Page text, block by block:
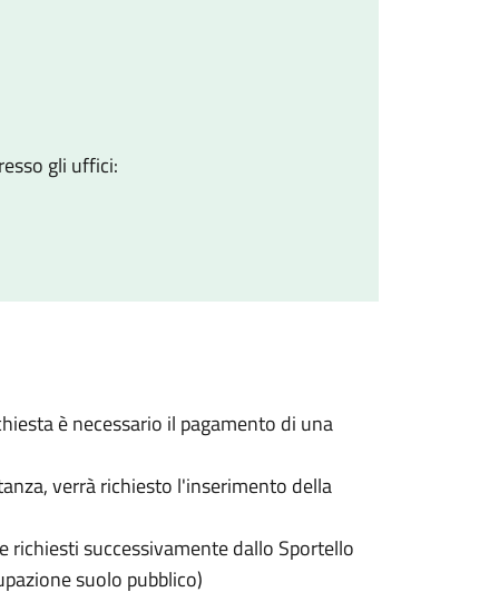
gli uffici:
è necessario il pagamento di una
verrà richiesto l'inserimento della
richiesti successivamente dallo Sportello
suolo pubblico)